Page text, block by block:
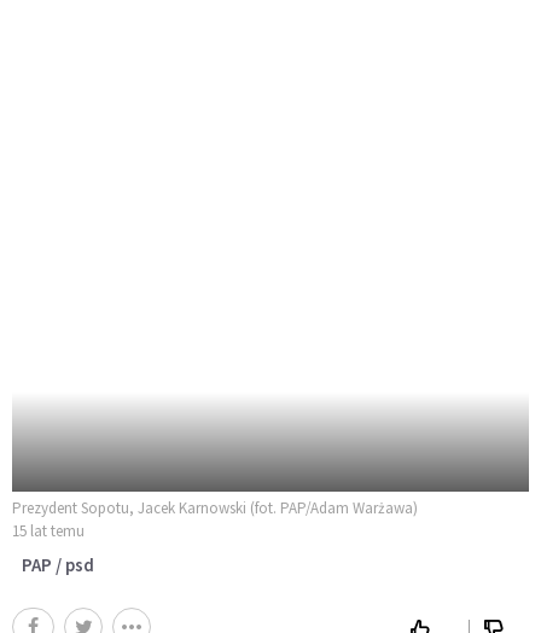
Prezydent Sopotu, Jacek Karnowski (fot. PAP/Adam Warżawa)
15 lat temu
PAP / psd